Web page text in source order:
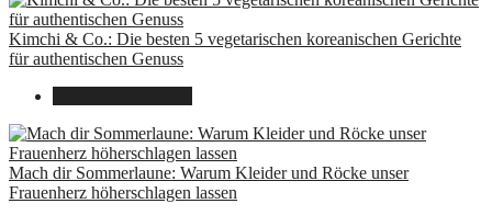
Kimchi & Co.: Die besten 5 vegetarischen koreanischen Gerichte
für authentischen Genuss
Mach dir Sommerlaune: Warum Kleider und Röcke unser
Frauenherz höherschlagen lassen